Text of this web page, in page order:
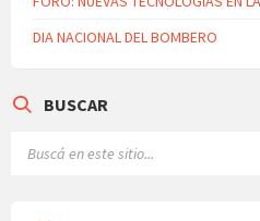
DIA NACIONAL DEL BOMBERO
BUSCAR